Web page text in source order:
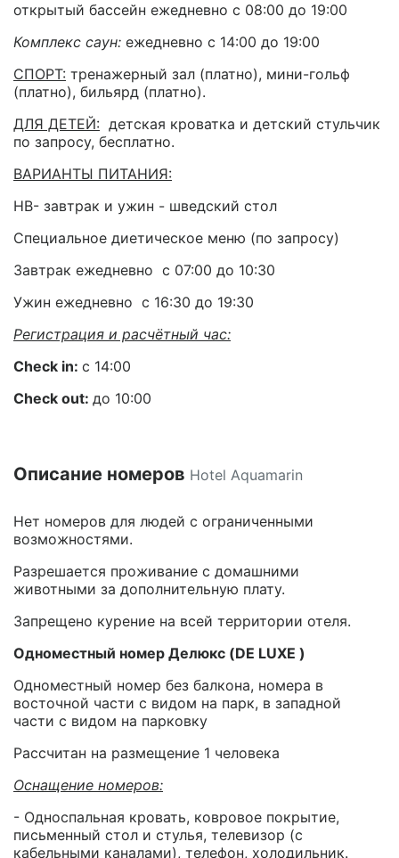
открытый бассейн ежедневно с 08:00 до 19:00
Комплекс саун: ежедневно с 14:00 до 19:00
СПОРТ: тренажерный зал (платно), мини-гольф
(платно), бильярд (платно).
ДЛЯ ДЕТЕЙ: детская кроватка и детский стульчик
по запросу, бесплатно.
ВАРИАНТЫ ПИТАНИЯ:
HB- завтрак и ужин - шведский стол
Специальное диетическое меню (по запросу)
Завтрак ежедневно с 07:00 до 10:30
Ужин ежедневно с 16:30 до 19:30
Регистрация и расчётный час:
Check in: с 14:00
Check out: до 10:00
Описание номеров Hotel Aquamarin
Нет номеров для людей с ограниченными
возможностями.
Разрешается проживание с домашними
животными за дополнительную плату.
Запрещено курение на всей территории отеля.
Одноместный номер Делюкс (DE LUXE )
Одноместный номер без балкона, номера в
восточной части с видом на парк, в западной
части с видом на парковку
Рассчитан на размещение 1 человека
Оснащение номеров:
- Односпальная кровать, ковровое покрытие,
письменный стол и стулья, телевизор (с
кабельными каналами), телефон, холодильник.